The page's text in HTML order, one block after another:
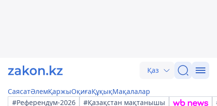
Қаз
СаясатӘлемҚаржыОқиғаҚұқықМақалалар
#Референдум-2026
#Қазақстан мақтанышы